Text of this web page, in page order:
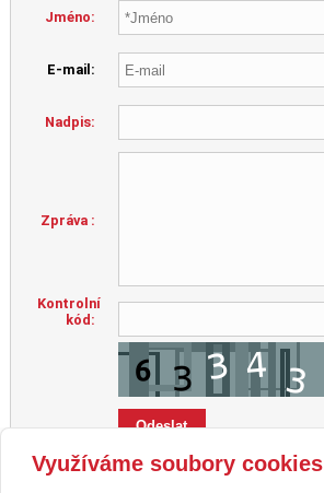
Jméno:
E-mail:
Nadpis:
Zpráva :
Kontrolní
kód:
Zvýrazněné položky jsou povinné.
Využíváme soubory cookies